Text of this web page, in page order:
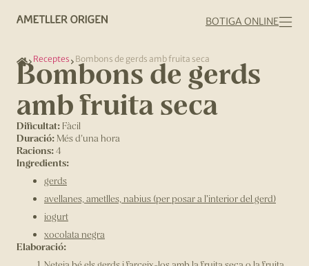
BOTIGA ONLINE
Receptes Bombons de gerds amb fruita seca
Bombons de gerds
amb fruita seca
Dificultat: Fàcil
Duració: Més d'una hora
Racions:4
Ingredients:
gerds
avellanes, ametlles, nabius (per posar a l’interior del gerd)
iogurt
xocolata negra
Elaboració: